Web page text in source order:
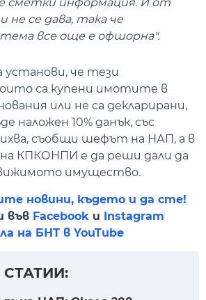
не се дава, така че
все още е офшорна".
установи, че тези
са купени имотите в
или не са декларирани,
наложен 10% данък, със
съобщи шефът на НАП, а в
КПКОНПИ е да реши дали да
имущество.
новини, където и да сте!
във Facebook и Instagram
на БНТ в YouTube